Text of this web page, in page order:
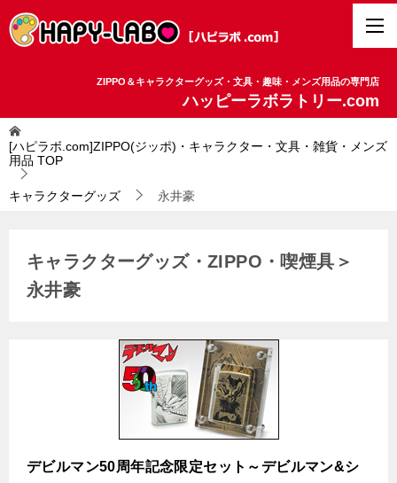
ZIPPO＆キャラクターグッズ・文具・趣味・メンズ用品の専門店
ハッピーラボラトリー.com
[ハピラボ.com]ZIPPO(ジッポ)・キャラクター・文具・雑貨・メンズ
用品 TOP
キャラクターグッズ 永井豪
キャラクターグッズ・ZIPPO・喫煙具＞
永井豪
デビルマン50周年記念限定セット～デビルマン&シ